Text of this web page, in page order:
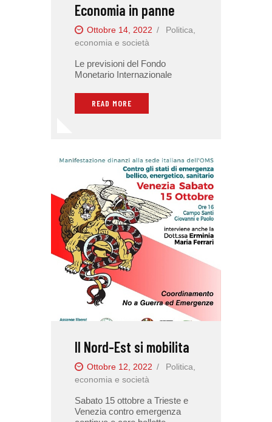
Economia in panne
Ottobre 14, 2022
Politica,
economia e società
Le previsioni del Fondo
Monetario Internazionale
READ MORE
Il Nord-Est si mobilita
Ottobre 12, 2022
Politica,
economia e società
Sabato 15 ottobre a Trieste e
Venezia contro emergenza